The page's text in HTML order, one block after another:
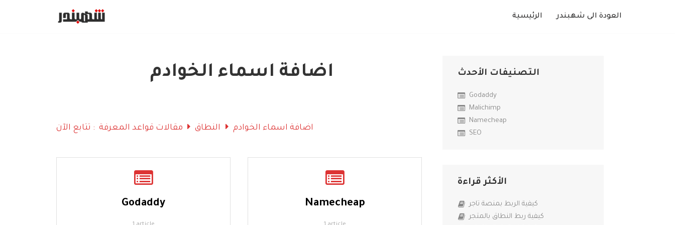
الرئيسية العودة الى شهبندر
اضافة اسماء الخوادم
تتابع الآن : اضافة اسماء الخوادم
Godaddy Namecheap
التصنيفات الأحدث
Godaddy
Malichimp
Namecheap
SEO
الأكثر قراءة
كيفية الربط بمنصة تاجر
كيفية ربط النطاق بالمتجر